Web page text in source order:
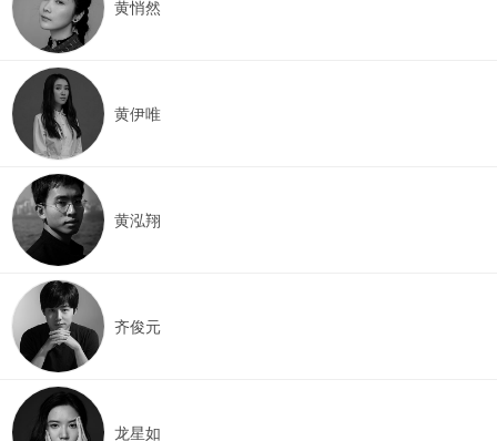
黄悄然
黄伊唯
黄泓翔
齐俊元
龙星如